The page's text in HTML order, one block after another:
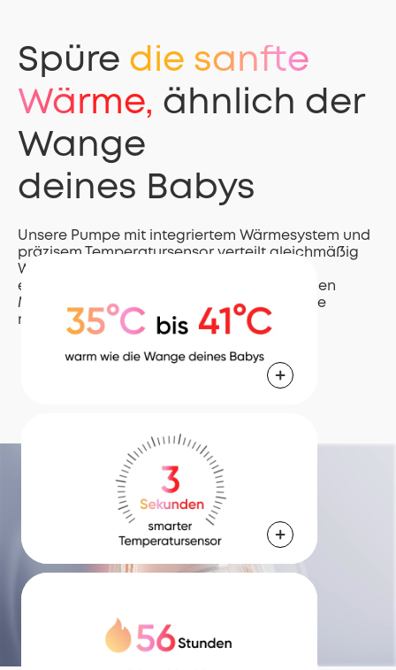
Spüre die sanfte
Wärme, ähnlich der
Wange
deines Babys
Unsere Pumpe mit integriertem Wärmesystem und
präzisem Temperatursensor verteilt gleichmäßig
Wärme durch das weiche Silikon. Sieben
einstellbare Stufen (35°C bis 41°C) fördern den
Milchfluss und reduzieren Milchstau für eine
natürliche Anwendung.
Sicher, langlebig und
bequem